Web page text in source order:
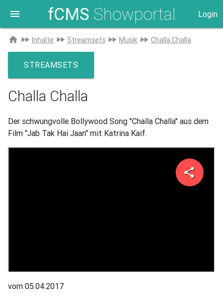
menu fCMS Showportal Login
home
Zur
Startseite
fast_forward Inhalte fast_forward Streamsets fast_forward Musik fast_forward Challa Challa
STREAMSETS
Challa Challa
Der schwungvolle Bollywood Song "Challa Challa" aus dem
Film "Jab Tak Hai Jaan" mit Katrina Kaif.
share
vom 05.04.2017